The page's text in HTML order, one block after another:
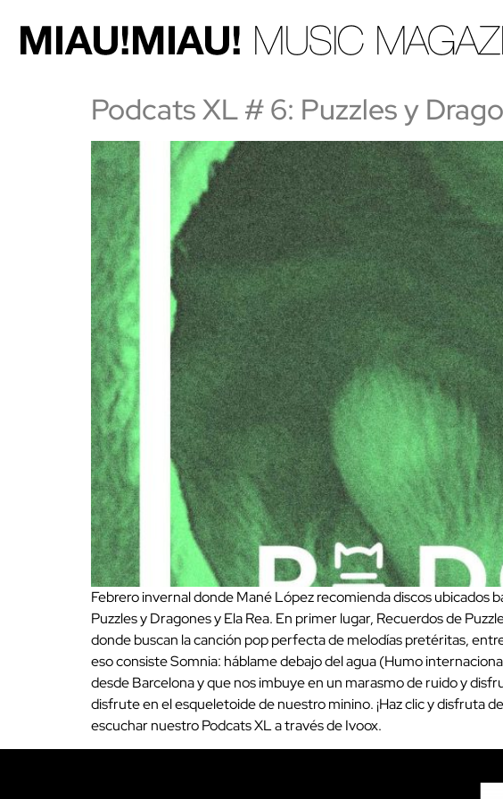
Podcats XL # 6: Puzzles y
Febrero invernal donde Mané López recomienda discos ubicados
Puzzles y Dragones y Ela Rea. En primer lugar, Recuerdos de
donde buscan la canción pop perfecta de melodías pretéritas,
eso consiste Somnia: háblame debajo del agua (Humo
desde Barcelona y que nos imbuye en un marasmo de ruido y
disfrute en el esqueletoide de nuestro minino. ¡Haz clic y disfruta
escuchar nuestro Podcats XL a través de Ivoox.